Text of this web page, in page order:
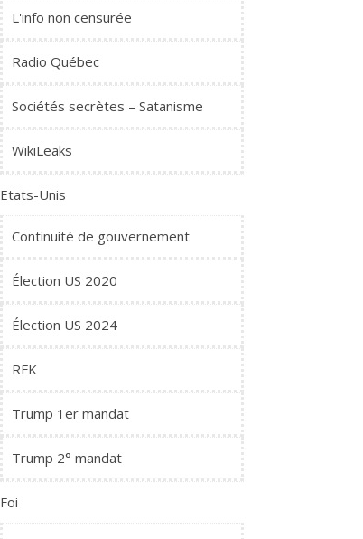
L'info non censurée
Radio Québec
Sociétés secrètes – Satanisme
WikiLeaks
Etats-Unis
Continuité de gouvernement
Élection US 2020
Élection US 2024
RFK
Trump 1er mandat
Trump 2° mandat
Foi